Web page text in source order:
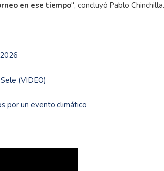
en ese tiempo", concluyó Pablo Chinchilla.
(VIDEO)
por un evento climático